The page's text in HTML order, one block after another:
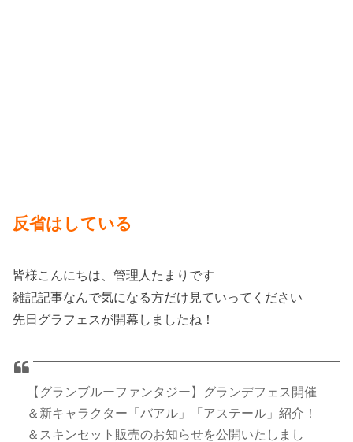
反省はしている
皆様こんにちは、管理人たまりです
雑記記事なんで気になる方だけ見ていってください
先日グラフェスが開幕しましたね！
【グランブルーファンタジー】グランデフェス開催
＆新キャラクター「バアル」「アステール」紹介！
＆スキンセット販売のお知らせを公開いたしまし